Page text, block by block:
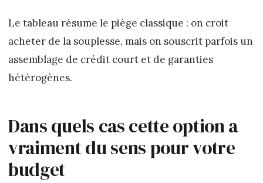
Le tableau résume le piège classique : on croit
acheter de la souplesse, mais on souscrit parfois un
assemblage de crédit court et de garanties
hétérogènes.
Dans quels cas cette option a
vraiment du sens pour votre
budget